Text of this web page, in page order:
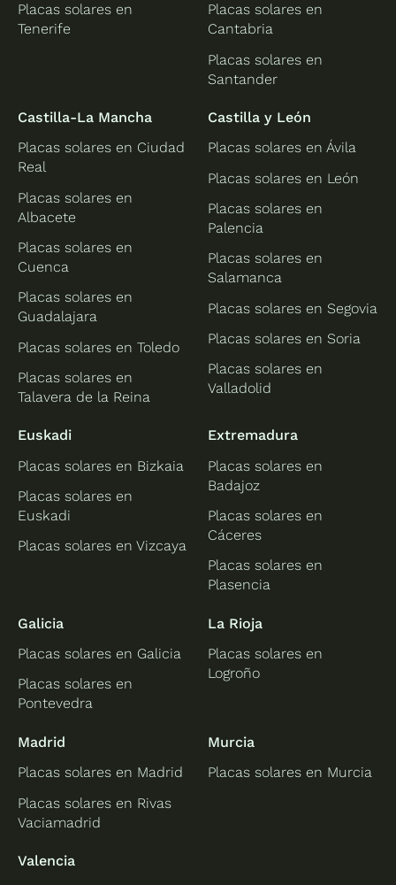
Placas solares en
Tenerife
Placas solares en
Cantabria
Placas solares en
Santander
Castilla-La Mancha
Placas solares en Ciudad
Real
Placas solares en
Albacete
Placas solares en
Cuenca
Placas solares en
Guadalajara
Placas solares en Toledo
Placas solares en
Talavera de la Reina
Castilla y León
Placas solares en Ávila
Placas solares en León
Placas solares en
Palencia
Placas solares en
Salamanca
Placas solares en Segovia
Placas solares en Soria
Placas solares en
Valladolid
Euskadi
Placas solares en Bizkaia
Placas solares en
Euskadi
Placas solares en Vizcaya
Extremadura
Placas solares en
Badajoz
Placas solares en
Cáceres
Placas solares en
Plasencia
Galicia
Placas solares en Galicia
Placas solares en
Pontevedra
La Rioja
Placas solares en
Logroño
Madrid
Placas solares en Madrid
Placas solares en Rivas
Vaciamadrid
Murcia
Placas solares en Murcia
Valencia